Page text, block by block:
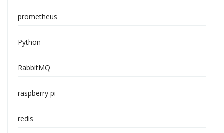
prometheus
Python
RabbitMQ
raspberry pi
redis